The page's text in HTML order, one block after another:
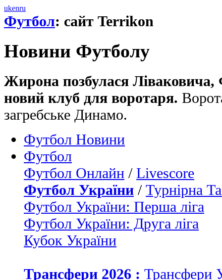
ukenru
Футбол: сайт Terrikon
Новини Футболу
Жирона позбулася
новий клуб для воротаря.
загребське Динамо.
Футбол Новини
Футбол
Футбол Онлайн / Livescore
Футбол України / Турнірна
Футбол України: Перша ліга
Футбол України: Друга ліга
Кубок України
Трансфери 2026 : Трансфери